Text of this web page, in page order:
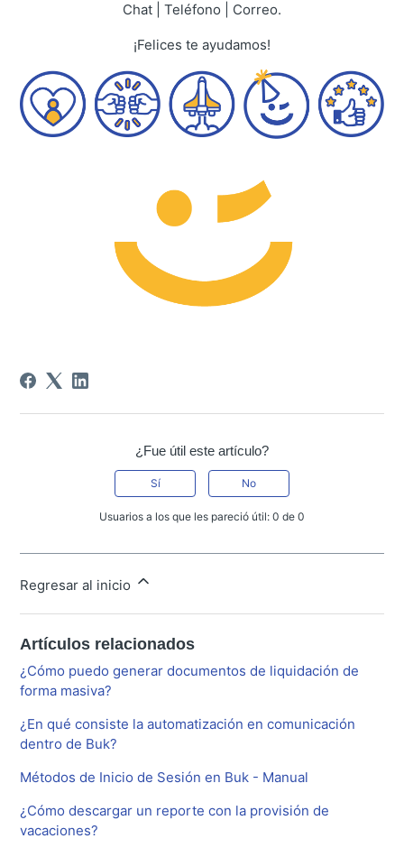
Chat | Teléfono | Correo.
¡Felices te ayudamos!
¿Fue útil este artículo?
Sí No
Usuarios a los que les pareció útil: 0 de 0
Regresar al inicio
Artículos relacionados
¿Cómo puedo generar documentos de liquidación de
forma masiva?
¿En qué consiste la automatización en comunicación
dentro de Buk?
Métodos de Inicio de Sesión en Buk - Manual
¿Cómo descargar un reporte con la provisión de
vacaciones?